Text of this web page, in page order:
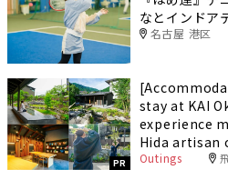
なとインドア
名古屋 港区
PR
stay at KAI
experience
Hida artisan
Outings